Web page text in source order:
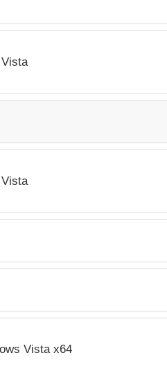
Vista x64